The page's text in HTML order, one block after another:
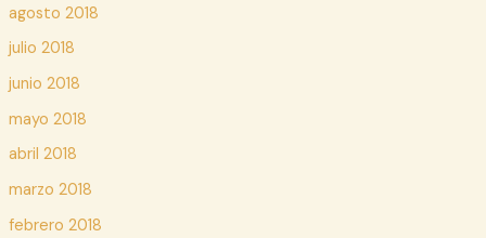
agosto 2018
julio 2018
junio 2018
mayo 2018
abril 2018
marzo 2018
febrero 2018